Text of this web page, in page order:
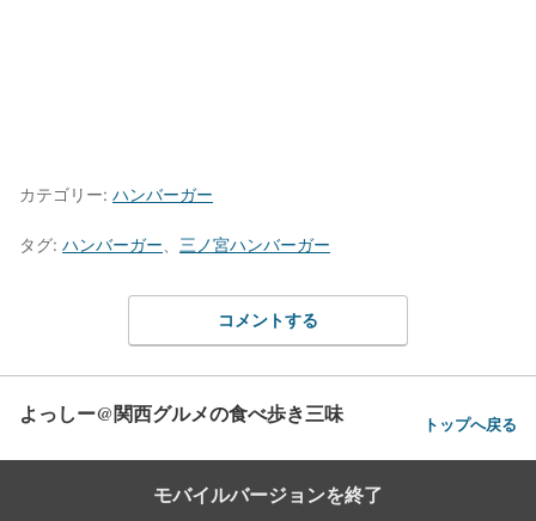
カテゴリー: ハンバーガー
タグ: ハンバーガー 三ノ宮ハンバーガー
コメントする
よっしー@関西グルメの食べ歩き三味 トップへ戻る
モバイルバージョンを終了